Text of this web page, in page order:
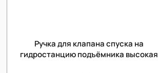
Ручка для клапана спуска на
гидростанцию подъёмника высокая